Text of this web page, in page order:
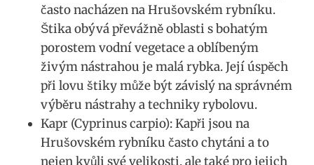
často nacházen na Hrušovském rybníku.
Štika obývá převážně oblasti s bohatým
porostem vodní vegetace a oblíbeným
živým nástrahou je malá rybka. Její úspěch
při lovu štiky může být závislý na správném
výběru nástrahy a techniky rybolovu.
Kapr (Cyprinus carpio): Kapři jsou na
Hrušovském rybníku často chytáni a to
nejen kvůli své velikosti, ale také pro jejich